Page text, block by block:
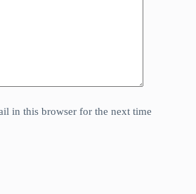
in this browser for the next time